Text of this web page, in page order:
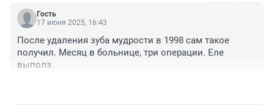
сидела ждала очереди, ноги от боли судорогами
"ломало", а потом и вовсе колотить стало. Только
минут через 8 отпустило.
Вернулась со снимком к хирургу, они втроём
посмотрели и внезапно перестали искать корень,
б исправили заголовок.Признавать свои ошибки-это
прогресс.
Гость
17 июня 2025, 16:43
После удаления зуба мудрости в 1998 сам такое
получил. Месяц в больнице, три операции. Еле
выполз.